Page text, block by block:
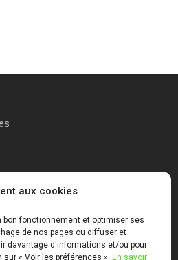
aux cookies
fonctionnement et optimiser ses
de nos pages ou diffuser et
davantage d'informations et/ou pour
« Voir les préférences ». En savoir